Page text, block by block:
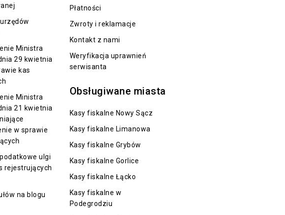
Ministra
29 kwietnia
kas
Ministra
21 kwietnia
w sprawie
ulgi
rejestrujących
na blogu
Płatności
Zwroty i reklamacje
Kontakt z nami
Weryfikacja uprawnień
serwisanta
Obsługiwane miasta
Kasy fiskalne Nowy Sącz
Kasy fiskalne Limanowa
Kasy fiskalne Grybów
Kasy fiskalne Gorlice
Kasy fiskalne Łącko
Kasy fiskalne w
Podegrodziu